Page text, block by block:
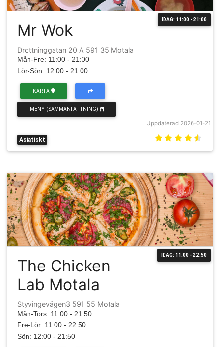
IDAG: 11:00 - 21:00
Mr Wok
Drottninggatan 20 A 591 35 Motala
Mån-Fre: 11:00 - 21:00
Lör-Sön: 12:00 - 21:00
Uppdaterad 2026-01-21
KARTA
MENY (SAMMANFATTNING)
Asiatiskt
IDAG: 11:00 - 22:50
The Chicken
Lab Motala
Styvingevägen3 591 55 Motala
Mån-Tors: 11:00 - 21:50
Fre-Lör: 11:00 - 22:50
Sön: 12:00 - 21:50